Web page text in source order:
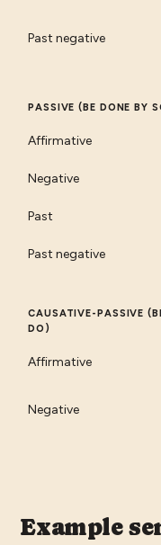
Past negative
PASSIVE (BE DONE BY
Affirmative
Negative
Past
Past negative
CAUSATIVE-PASSIVE
DO)
Affirmative
Negative
Example